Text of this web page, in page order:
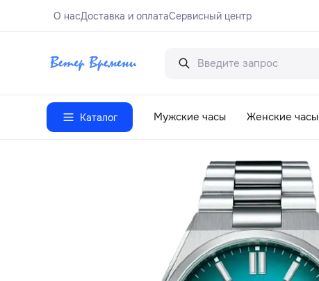
О насДоставка и оплатаСервисный центр
Каталог Мужские часы Женские часы